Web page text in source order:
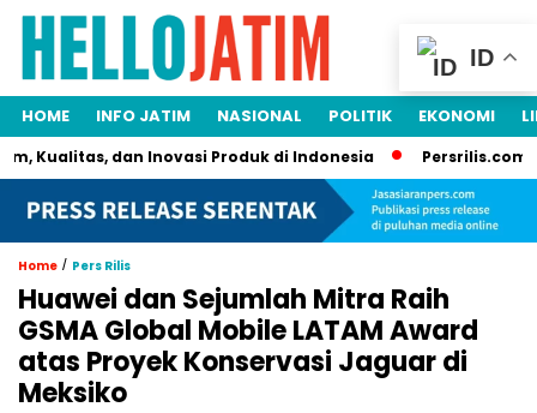
HOME INFO JATIM NASIONAL POLITIK EKONOMI
Kualitas, dan Inovasi Produk di Indonesia Persrilis.com
Home / Pers Rilis
Huawei dan Sejumlah Mitra Raih
GSMA Global Mobile LATAM Award
atas Proyek Konservasi Jaguar di
Meksiko
ID